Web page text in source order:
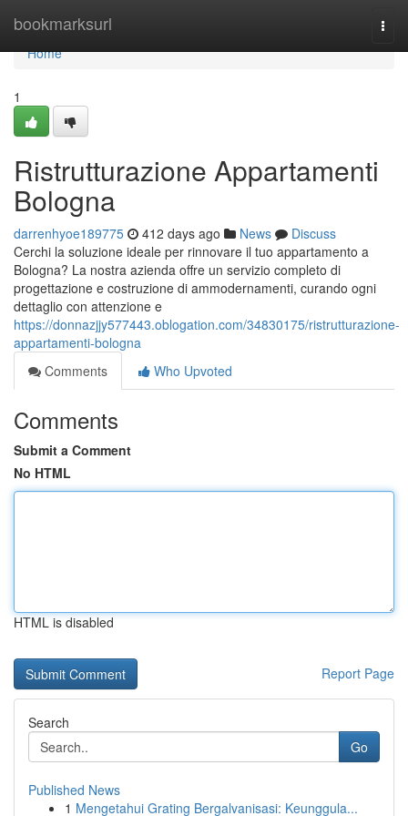
bookmarksurl
Home
Home
1
Ristrutturazione Appartamenti
Bologna
darrenhyoe189775 412 days ago News
Discuss
Cerchi la soluzione ideale per rinnovare il tuo appartamento a
Bologna? La nostra azienda offre un servizio completo di
progettazione e costruzione di ammodernamenti, curando ogni
dettaglio con attenzione e
https://donnazjjy577443.oblogation.com/34830175/ristrutturazione-
appartamenti-bologna
Comments
Who Upvoted
Comments
Submit a Comment
No HTML
HTML is disabled
Report Page
Search
Go
Published News
1 Mengetahui Grating Bergalvanisasi: Keunggula...